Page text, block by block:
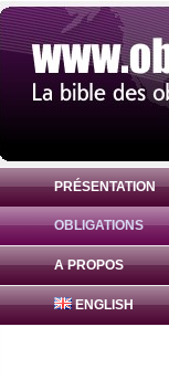
PRÉSENTATION
OBLIGATIONS
A PROPOS
ENGLISH
Obligation